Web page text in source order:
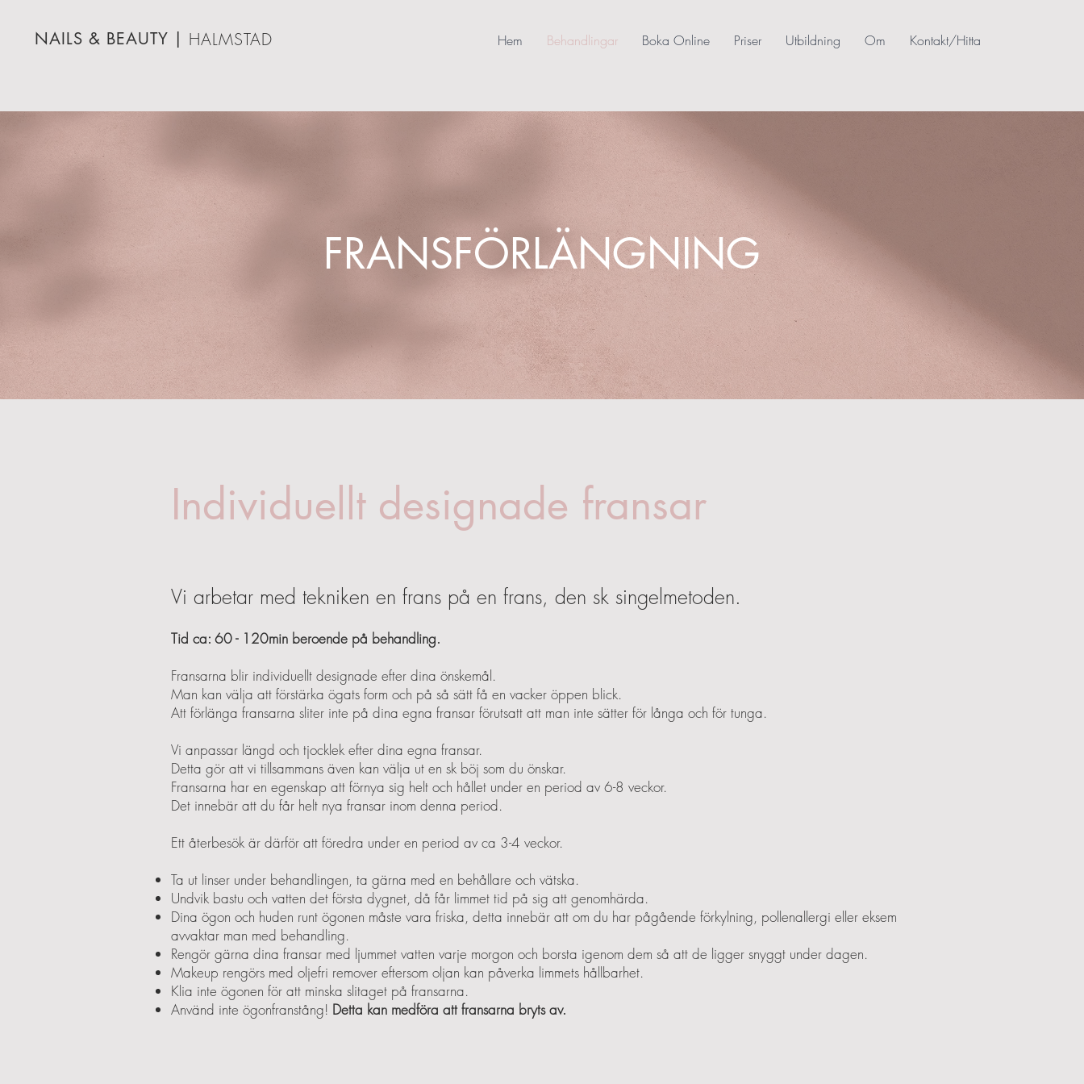
Hem Behandlingar Boka Online Priser Utbildning Om Kontakt/Hitta
NAILS & BEAUTY | HALMSTAD
FRANSFÖRLÄNGNING
Individuellt designade fransar
Vi arbetar med tekniken en frans på en frans, den sk singelmetoden.
Tid ca: 60 - 120min beroende på behandling.
Fransarna blir individuellt designade efter dina önskemål.
Man kan välja att förstärka ögats form och på så sätt få en vacker öppen blick.
Att förlänga fransarna sliter inte på dina egna fransar förutsatt att man inte sätter för långa och för tunga.
Vi anpassar längd och tjocklek efter dina egna fransar.
Detta gör att vi tillsammans även kan välja ut en sk böj som du önskar.
Fransarna har en egenskap att förnya sig helt och hållet under en period av 6-8 veckor.
Det innebär att du får helt nya fransar inom denna period.
Ett återbesök är därför att föredra under en period av ca 3-4 veckor.
Ta ut linser under behandlingen, ta gärna med en behållare och vätska.
Undvik bastu och vatten det första dygnet, då får limmet tid på sig att genomhärda.
Dina ögon och huden runt ögonen måste vara friska, detta innebär att om du har pågående förkylning, pollenallergi eller eksem
avvaktar man med behandling.
Rengör gärna dina fransar med ljummet vatten varje morgon och borsta igenom dem så att de ligger snyggt under dagen.
Makeup rengörs med oljefri remover eftersom oljan kan påverka limmets hållbarhet.
Klia inte ögonen för att minska slitaget på fransarna.
Använd inte ögonfranstång! Detta kan medföra att fransarna bryts av.